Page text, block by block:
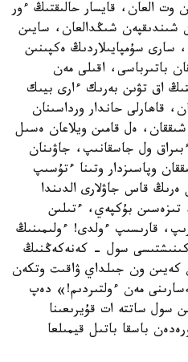
وت العان، قايسار حالىقتىڭ ءور
شىندىقپەن شىڭدالعان، سايىن
سارى سۇمپايىلاردىڭ ەكپىنىن
باتىرباسى، اقىلى مەن
اق تۋىن بەرىك ءارى بيىك
قاھارلى حاندار ورداسىنان
ەل قامىن ويلاعان ەسىل
ول جاسقانىپ، جاۋىنان
وپاسىزدار وتىنا ءتۇسىپ
قاس جاۋلارى الدىندا
تىزەسىن بۇكپەي، ءتىلىن
قارىسىپ ءولدى! ءولىمىنىڭ
سول - كەنەكەڭنىڭ
كەيىن ون جىلداي ۋاقىت وتكەن
مەن ءولتىردىم!» دەپ
سول ساتتە ات قۇيرىعىنا
باسقا باتىل قيمىلعا